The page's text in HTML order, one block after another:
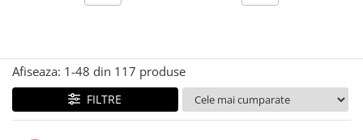
Bideuri suspendate
Bideuri statative
Piedestale
Pisoare
Afiseaza: 1-48 din 117 produse
FILTRE